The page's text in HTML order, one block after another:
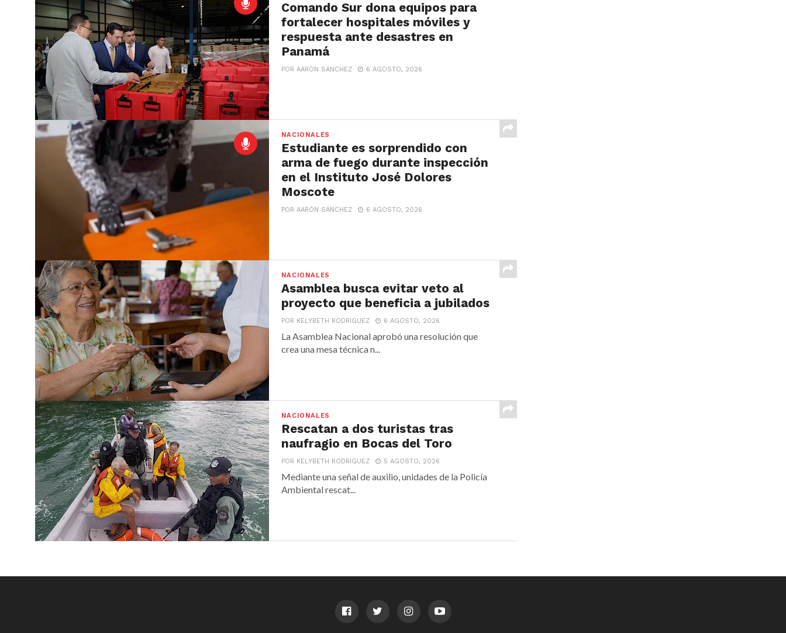
Comando Sur dona equipos para
fortalecer hospitales móviles y
respuesta ante desastres en
Panamá
POR AARÓN SÁNCHEZ 6 AGOSTO, 2026
NACIONALES
Estudiante es sorprendido con
arma de fuego durante inspección
en el Instituto José Dolores
Moscote
POR AARÓN SÁNCHEZ 6 AGOSTO, 2026
NACIONALES
Asamblea busca evitar veto al
proyecto que beneficia a jubilados
POR KELYBETH RODRIGUEZ 6 AGOSTO, 2026
La Asamblea Nacional aprobó una resolución que
crea una mesa técnica n...
NACIONALES
Rescatan a dos turistas tras
naufragio en Bocas del Toro
POR KELYBETH RODRIGUEZ 5 AGOSTO, 2026
Mediante una señal de auxilio, unidades de la Policía
Ambiental rescat...